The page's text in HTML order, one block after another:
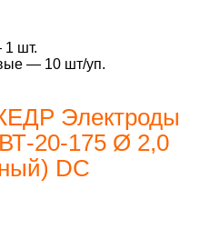
1 шт.
— 10 шт/уп.
Электроды
20-175 Ø 2,0
DC